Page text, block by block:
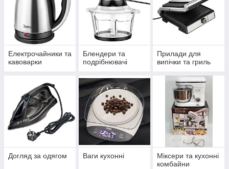
Електрочайники та
кавоварки
Блендери та
подрібнювачі
Прилади для
випічки та гриль
Догляд за одягом Ваги кухонні
Міксери та кухонні
комбайни